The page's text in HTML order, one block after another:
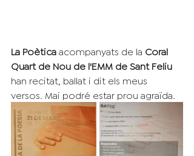
La Poètica acompanyats de la Coral
Quart de Nou de l'EMM de Sant Feliu
han recitat, ballat i dit els meus
versos. Mai podré estar prou agraïda.